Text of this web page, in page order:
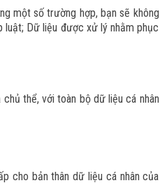
một số trường hợp, bạn sẽ không
luật; Dữ liệu được xử lý nhằm phục
thể, với toàn bộ dữ liệu cá nhân
cho bản thân dữ liệu cá nhân của